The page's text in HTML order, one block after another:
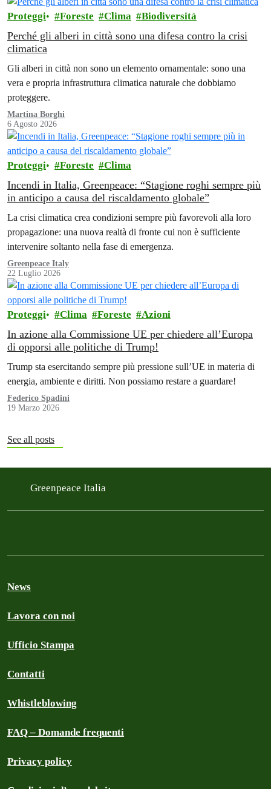
Proteggi Foreste Clima Biodiversità
Perché gli alberi in città sono una difesa contro la crisi
climatica
Gli alberi in città non sono un elemento ornamentale: sono una
vera e propria infrastruttura climatica naturale che dobbiamo
proteggere.
Martina Borghi
6 Agosto 2026
Proteggi Foreste Clima
Incendi in Italia, Greenpeace: “Stagione roghi sempre più
in anticipo a causa del riscaldamento globale”
La crisi climatica crea condizioni sempre più favorevoli alla loro
propagazione: una nuova realtà di fronte cui non è sufficiente
intervenire soltanto nella fase di emergenza.
Greenpeace Italy
22 Luglio 2026
Proteggi Clima Foreste Azioni
In azione alla Commissione UE per chiedere all’Europa
di opporsi alle politiche di Trump!
Trump sta esercitando sempre più pressione sull’UE in materia di
energia, ambiente e diritti. Non possiamo restare a guardare!
Federico Spadini
19 Marzo 2026
See all posts
Greenpeace Italia
News
Lavora con noi
Ufficio Stampa
Contatti
Whistleblowing
FAQ – Domande frequenti
Privacy policy